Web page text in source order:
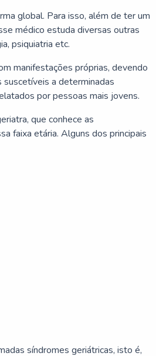
global. Para isso, além de ter um
médico estuda diversas outras
psiquiatria etc.
manifestações próprias, devendo
a determinadas
por pessoas mais jovens.
que conhece as
faixa etária. Alguns dos principais
síndromes geriátricas, isto é,